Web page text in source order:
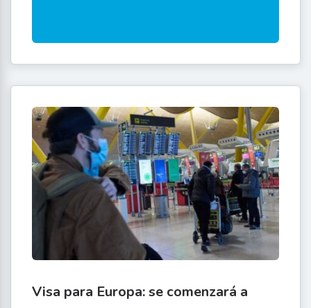
Visa para Europa: se comenzará a